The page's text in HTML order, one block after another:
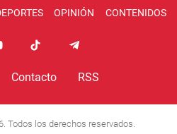
OPINIÓN CONTENIDOS
Contacto RSS
Todos los derechos reservados.